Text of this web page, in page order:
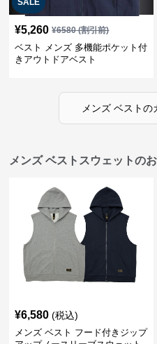
SALE
¥5,260 ¥6580(割引前)
ベスト メンズ 多機能ポケット付
きアウトドアベスト
メンズ ベストの
メンズ ベストスウェットの
¥6,580 (税込)
メンズ ベスト フード付きジップ